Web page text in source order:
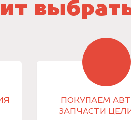
ПОКУПАЕМ
ЗАПЧАСТИ